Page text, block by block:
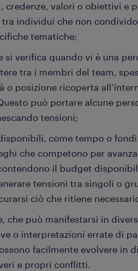
credenze, valori o obiettivi e
individui che non
tematiche;
si verifica quando vi è una
tra i membri del team,
o posizione ricoperta
può portare alcune
tensioni;
come tempo o
che competono per
il budget
tensioni tra singoli o
ciò che ritiene
che può manifestarsi in
o interpretazioni errate di
facilmente evolvere in
e propri conflitti.